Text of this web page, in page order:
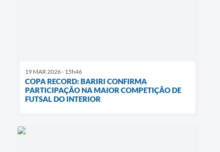
19 MAR 2026 - 15h46
COPA RECORD: BARIRI CONFIRMA
PARTICIPAÇÃO NA MAIOR COMPETIÇÃO DE
FUTSAL DO INTERIOR